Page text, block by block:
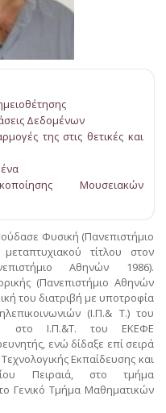
Δεδομένων
της στις θετικές και
Μουσειακών
Φυσική (Πανεπιστήμιο
τίτλου στον
Αθηνών 1986).
(Πανεπιστήμιο Αθηνών
του διατριβή με υποτροφία
(Ι.Π.& Τ.) του
στο Ι.Π.&Τ. του ΕΚΕΦΕ
ενώ δίδαξε επί σειρά
Εκπαίδευσης και
Πειραιά, στο τμήμα
Γενικό Τμήμα Μαθηματικών